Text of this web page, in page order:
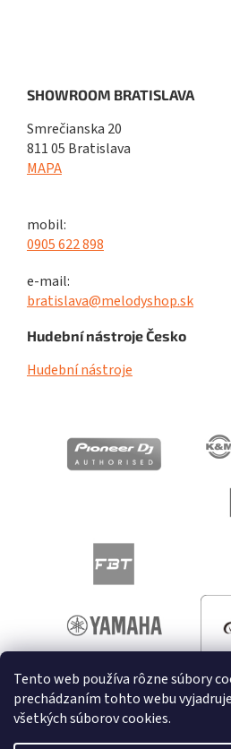
Tento web používa rôzne súbory
prechádzaním tohto webu
všetkých súborov cookies.
SHOWROOM BRATISLAVA
Smrečianska 20
811 05 Bratislava
MAPA
mobil:
0905 622 898
e-mail:
bratislava@melodyshop.sk
Hudební nástroje Česko
Hudební nástroje